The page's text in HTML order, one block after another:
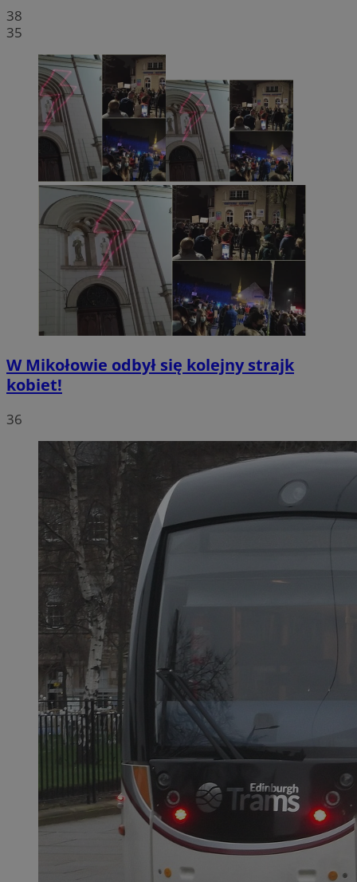
38
35
W Mikołowie odbył się kolejny strajk
kobiet!
36